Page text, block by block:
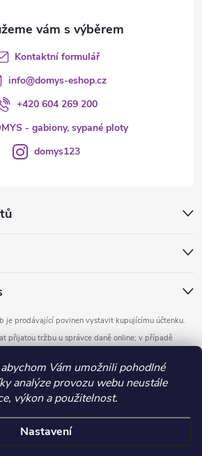
Vám umožnili pohodlné
analýze provozu webu neustále
výkon a použitelnost.
Nastavení
je prodávající povinen vystavit kupujícímu účtenku.
přijatou tržbu u správce daně online; v případě
Kontaktní formulář
info@domys-eshop.cz
+420 604 269 200
- gabiony, sypané ploty
domys123
Vytvořil Shoptet
. Všechna práva vyhrazena.